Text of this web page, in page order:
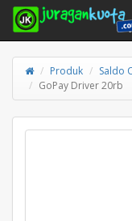
Produk Saldo
GoPay Driver 20rb